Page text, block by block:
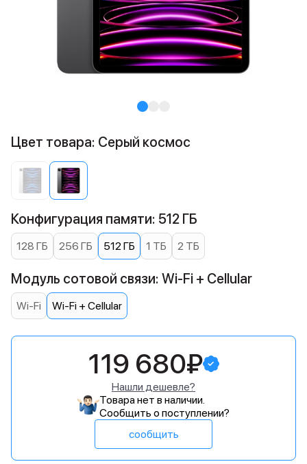
Цвет товара: Серый космос
Конфигурация памяти: 512 ГБ
128 ГБ 256 ГБ 512 ГБ 1 ТБ 2 ТБ
Модуль сотовой связи: Wi-Fi + Cellular
Wi-Fi Wi-Fi + Cellular
119 680₽
Нашли дешевле?
Товара нет в наличии.
Сообщить о поступлении?
сообщить